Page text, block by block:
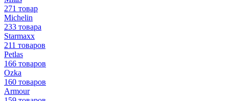
271 товар
Michelin
233 товара
Starmaxx
211 товаров
Petlas
166 товаров
Ozka
160 товаров
Armour